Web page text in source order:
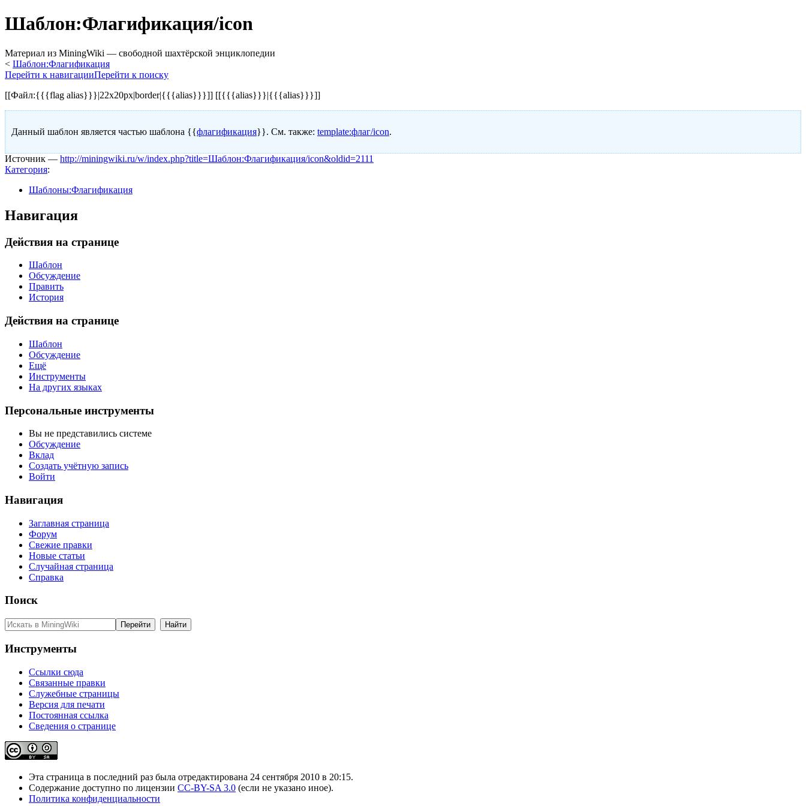
Шаблон:Флагификация/icon
Материал из MiningWiki — свободной шахтёрской энциклопедии
< Шаблон:Флагификация
Перейти к навигацииПерейти к поиску
[[Файл:{{{flag alias}}}|22x20px|border|{{{alias}}}]] [[{{{alias}}}|{{{alias}}}]]
Данный шаблон является частью шаблона {{флагификация}}. См. также: template:флаг/icon.
Источник — http://miningwiki.ru/w/index.php?title=Шаблон:Флагификация/icon&oldid=2111
Категория:
Шаблоны:Флагификация
Навигация
Действия на странице
Шаблон
Обсуждение
Править
История
Действия на странице
Шаблон
Обсуждение
Ещё
Инструменты
На других языках
Персональные инструменты
Вы не представились системе
Обсуждение
Вклад
Создать учётную запись
Войти
Навигация
Заглавная страница
Форум
Свежие правки
Новые статьи
Случайная страница
Справка
Поиск
Инструменты
Ссылки сюда
Связанные правки
Служебные страницы
Версия для печати
Постоянная ссылка
Сведения о странице
Эта страница в последний раз была отредактирована 24 сентября 2010 в 20:15.
Содержание доступно по лицензии CC-BY-SA 3.0 (если не указано иное).
Политика конфиденциальности